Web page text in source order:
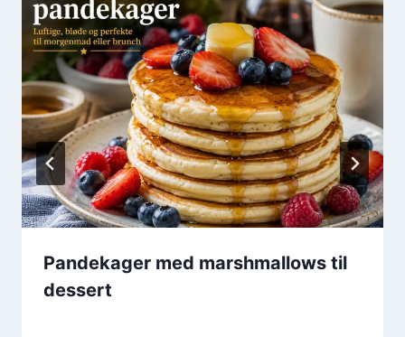
Pandekager med marshmallows til
dessert